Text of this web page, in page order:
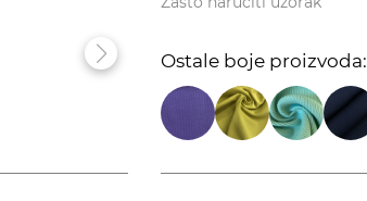
Ostale boje proizvoda: